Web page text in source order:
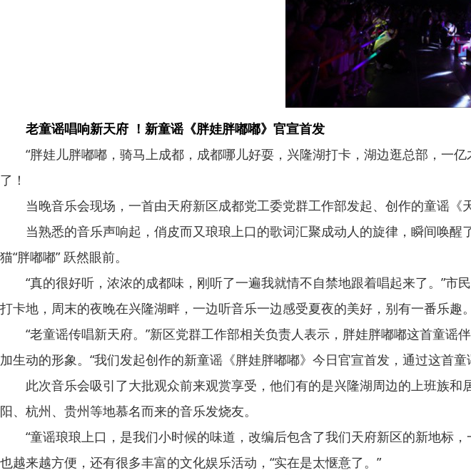
老童谣唱响新天府 ！新童谣《胖娃胖嘟嘟》官宣首发
“胖娃儿胖嘟嘟，骑马上成都，成都哪儿好耍，兴隆湖打卡，湖边逛总部，一
了！
当晚音乐会现场，一首由天府新区成都党工委党群工作部发起、创作的童谣《
当熟悉的音乐声响起，俏皮而又琅琅上口的歌词汇聚成动人的旋律，瞬间唤醒
猫“胖嘟嘟” 跃然眼前。
“真的很好听，浓浓的成都味，刚听了一遍我就情不自禁地跟着唱起来了。”市
打卡地，周末的夜晚在兴隆湖畔，一边听音乐一边感受夏夜的美好，别有一番乐趣。
“老童谣传唱新天府。”新区党群工作部相关负责人表示，胖娃胖嘟嘟这首童谣
加生动的形象。“我们发起创作的新童谣《胖娃胖嘟嘟》今日官宣首发，通过这首
此次音乐会吸引了大批观众前来观赏享受，他们有的是兴隆湖周边的上班族和
阳、杭州、贵州等地慕名而来的音乐发烧友。
“童谣琅琅上口，是我们小时候的味道，改编后包含了我们天府新区的新地标，
也越来越方便，还有很多丰富的文化娱乐活动，“实在是太惬意了。”